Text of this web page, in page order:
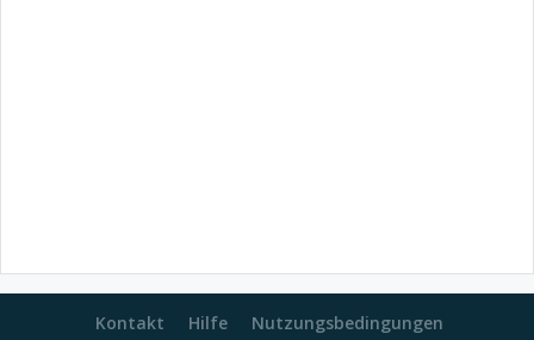
Kontakt Hilfe Nutzungsbedingungen